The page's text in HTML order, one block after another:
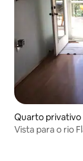
Quarto privativo
Vista para o rio